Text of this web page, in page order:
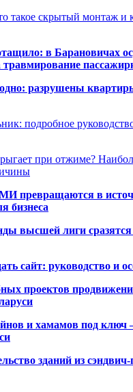
такое скрытый монтаж и
в Барановичах
травмирование
разрушены
подробное
при отжиме?
превращаются в
бизнеса
высшей лиги
сайт: руководство и
проектов
и хамамов под
зданий из